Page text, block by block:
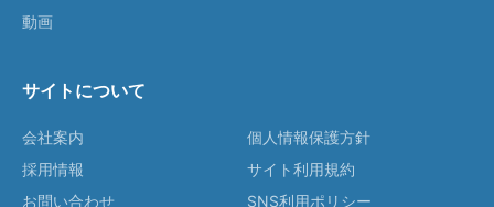
動画
サイトについて
会社案内
採用情報
お問い合わせ
個人情報保護方針
サイト利用規約
SNS利用ポリシー